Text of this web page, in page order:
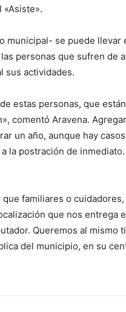
«Asiste».
municipal- se puede
personas que sufren de
sus actividades.
estas personas, que
comentó Aravena.
un año, aunque hay
la postración de
familiares o
que nos entrega
Queremos al mismo
del municipio, en su